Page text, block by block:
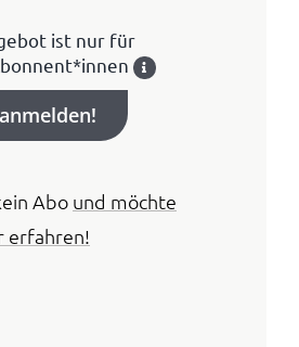
ist nur für
Abo und möchte
erfahren!